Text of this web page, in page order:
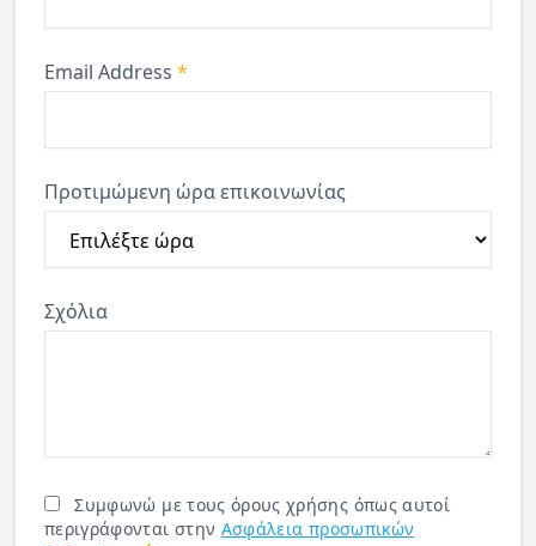
Email Address *
Προτιμώμενη ώρα επικοινωνίας
Σχόλια
Συμφωνώ με τους όρους χρήσης όπως αυτοί
περιγράφονται στην Ασφάλεια προσωπικών